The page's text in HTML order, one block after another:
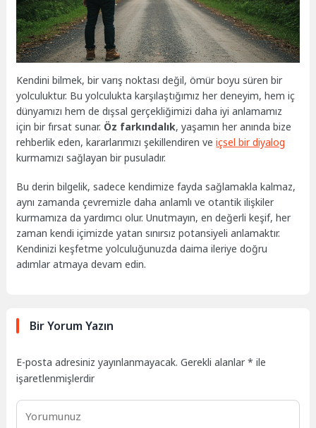
Kendini bilmek, bir varış noktası değil, ömür boyu süren bir
yolculuktur. Bu yolculukta karşılaştığımız her deneyim, hem iç
dünyamızı hem de dışsal gerçekliğimizi daha iyi anlamamız
için bir fırsat sunar. Öz farkındalık, yaşamın her anında bize
rehberlik eden, kararlarımızı şekillendiren veiçsel bir diyalog
kurmamızı sağlayan bir pusuladır.
Bu derin bilgelik, sadece kendimize fayda sağlamakla kalmaz,
aynı zamanda çevremizle daha anlamlı ve otantik ilişkiler
kurmamıza da yardımcı olur. Unutmayın, en değerli keşif, her
zaman kendi içimizde yatan sınırsız potansiyeli anlamaktır.
Kendinizi keşfetme yolculuğunuzda daima ileriye doğru
adımlar atmaya devam edin.
Bir Yorum Yazın
E-posta adresiniz yayınlanmayacak. Gerekli alanlar* ile
işaretlenmişlerdir